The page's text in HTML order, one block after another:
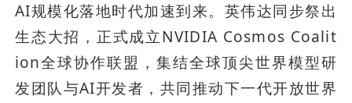
AI规模化落地时代加速到来。英伟达同步祭出
生态大招，正式成立NVIDIA Cosmos Coalit
ion全球协作联盟，集结全球顶尖世界模型研
发团队与AI开发者，共同推动下一代开放世界